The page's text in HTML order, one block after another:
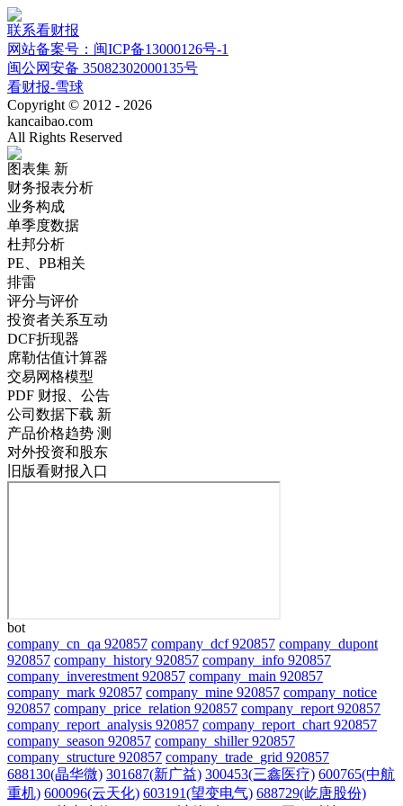
联系看财报
网站备案号：闽ICP备13000126号-1
闽公网安备 35082302000135号
看财报-雪球
Copyright © 2012 - 2026
kancaibao.com
All Rights Reserved
图表集 新
财务报表分析
业务构成
单季度数据
杜邦分析
PE、PB相关
排雷
评分与评价
投资者关系互动
DCF折现器
席勒估值计算器
交易网格模型
PDF 财报、公告
公司数据下载 新
产品价格趋势 测
对外投资和股东
旧版看财报入口
bot
company_cn_qa 920857 company_dcf 920857 company_dupont
920857 company_history 920857 company_info 920857
company_inverestment 920857 company_main 920857
company_mark 920857 company_mine 920857 company_notice
920857 company_price_relation 920857 company_report 920857
company_report_analysis 920857 company_report_chart 920857
company_season 920857 company_shiller 920857
company_structure 920857 company_trade_grid 920857
688130(晶华微) 301687(新广益) 300453(三鑫医疗) 600765(中航
重机) 600096(云天化) 603191(望变电气) 688729(屹唐股份)